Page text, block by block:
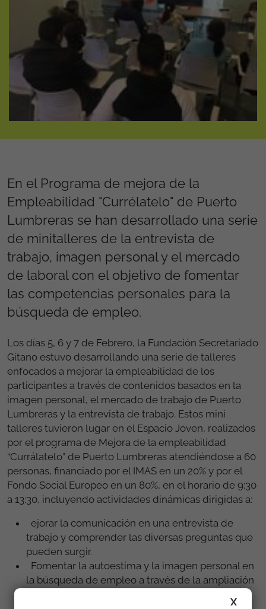
En el Programa de mejora de la
Empleabilidad "Currélatelo" de Puerto
Lumbreras se han desarrollado una serie
de minitalleres de la entrevista de
trabajo, imagen personal y el mercado
de laboral con el objetivo de fomentar
las competencias personales para la
búsqueda de empleo.
Los días 5, 6 y 7 de Febrero, la Fundación Secretariado
Gitano estuvo desarrollando una serie de talleres
enfocados a mejorar la empleabilidad de los
participantes a través de contenidos basados en la
imagen personal, el mercado de trabajo de Puerto
Lumbreras y la entrevista de trabajo. Estos mini
talleres tuvieron lugar en el Espacio Joven, realizados
por el programa de Mejora de la empleabilidad
“Currálatelo” de Puerto Lumbreras atendiéndose a 60
personas, financiado por el IMAS en un 20% y por el
Fondo Social Europeo en un 80%, en el horario de 9:30
a 13:30, incluyendo actividades dinámicas dirigidas a:
ejorar la comunicación en una entrevista de
trabajo y comprender las diversas preguntas que
pueden surgir.
Fomentar la autoestima y la imagen personal en
la búsqueda de empleo a través de la ampliación
X